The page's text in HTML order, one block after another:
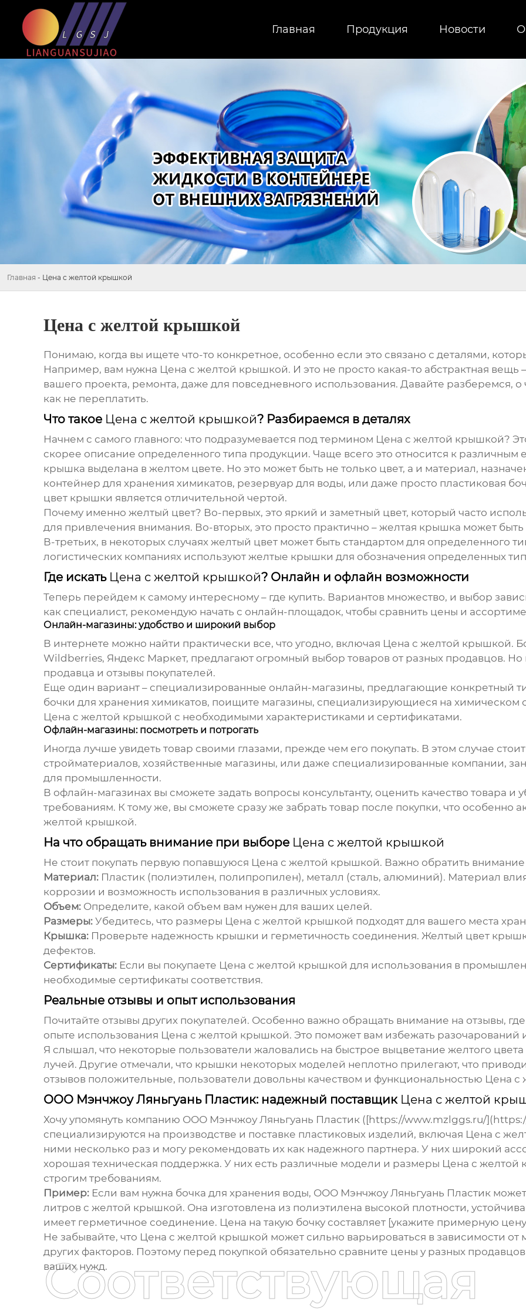
Главная Продукция Новости
Главная - Цена с желтой крышкой
Цена с желтой крышкой
Понимаю, когда вы ищете что-то конкретное, особенно если это связано с деталями,
Например, вам нужна Цена с желтой крышкой. И это не просто какая-то абстрактная
вашего проекта, ремонта, даже для повседневного использования. Давайте разберемся,
как не переплатить.
Что такое Цена с желтой крышкой? Разбираемся в деталях
Начнем с самого главного: что подразумевается под термином Цена с желтой крышкой?
скорее описание определенного типа продукции. Чаще всего это относится к различным
крышка выделана в желтом цвете. Но это может быть не только цвет, а и материал,
контейнер для хранения химикатов, резервуар для воды, или даже просто пластиковая
цвет крышки является отличительной чертой.
Почему именно желтый цвет? Во-первых, это яркий и заметный цвет, который часто
для привлечения внимания. Во-вторых, это просто практично – желтая крышка может быть
В-третьих, в некоторых случаях желтый цвет может быть стандартом для определенного
логистических компаниях используют желтые крышки для обозначения определенных
Где искать Цена с желтой крышкой? Онлайн и офлайн возможности
Теперь перейдем к самому интересному – где купить. Вариантов множество, и выбор
как специалист, рекомендую начать с онлайн-площадок, чтобы сравнить цены и
Онлайн-магазины: удобство и широкий выбор
В интернете можно найти практически все, что угодно, включая Цена с желтой крышкой.
Wildberries, Яндекс Маркет, предлагают огромный выбор товаров от разных продавцов.
продавца и отзывы покупателей.
Еще один вариант – специализированные онлайн-магазины, предлагающие конкретный
бочки для хранения химикатов, поищите магазины, специализирующиеся на химическом
Цена с желтой крышкой с необходимыми характеристиками и сертификатами.
Офлайн-магазины: посмотреть и потрогать
Иногда лучше увидеть товар своими глазами, прежде чем его покупать. В этом случае
стройматериалов, хозяйственные магазины, или даже специализированные компании,
для промышленности.
В офлайн-магазинах вы сможете задать вопросы консультанту, оценить качество товара и
требованиям. К тому же, вы сможете сразу же забрать товар после покупки, что особенно
желтой крышкой.
На что обращать внимание при выборе Цена с желтой крышкой
Не стоит покупать первую попавшуюся Цена с желтой крышкой. Важно обратить
Материал:Пластик (полиэтилен, полипропилен), металл (сталь, алюминий). Материал
коррозии и возможность использования в различных условиях.
Объем:Определите, какой объем вам нужен для ваших целей.
Размеры:Убедитесь, что размеры Цена с желтой крышкой подходят для вашего места
Крышка:Проверьте надежность крышки и герметичность соединения. Желтый цвет
дефектов.
Сертификаты:Если вы покупаете Цена с желтой крышкой для использования в
необходимые сертификаты соответствия.
Реальные отзывы и опыт использования
Почитайте отзывы других покупателей. Особенно важно обращать внимание на отзывы,
опыте использования Цена с желтой крышкой. Это поможет вам избежать разочарований
Я слышал, что некоторые пользователи жаловались на быстрое выцветание желтого
лучей. Другие отмечали, что крышки некоторых моделей неплотно прилегают, что
отзывов положительные, пользователи довольны качеством и функциональностью Цена с
ООО Мэнчжоу Ляньгуань Пластик: надежный поставщик Цена с желтой
Хочу упомянуть компанию ООО Мэнчжоу Ляньгуань Пластик ([https://www.mzlggs.ru/
специализируются на производстве и поставке пластиковых изделий, включая Цена с
ними несколько раз и могу рекомендовать их как надежного партнера. У них широкий
хорошая техническая поддержка. У них есть различные модели и размеры Цена с желтой
строгим требованиям.
Пример:Если вам нужна бочка для хранения воды, ООО Мэнчжоу Ляньгуань Пластик
литров с желтой крышкой. Она изготовлена из полиэтилена высокой плотности,
имеет герметичное соединение. Цена на такую бочку составляет [укажите примерную цену
Не забывайте, что Цена с желтой крышкой может сильно варьироваться в зависимости
других факторов. Поэтому перед покупкой обязательно сравните цены у разных
ваших нужд.
Соответствующая